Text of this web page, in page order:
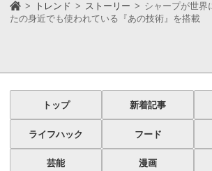
トレンド ストーリー
シャープが世界
たの身近でも使われている『あの技術』を搭載
トップ 新着記事
ライフハック フード
芸能 漫画